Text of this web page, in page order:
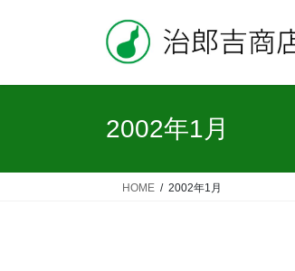
2002年1月
HOME 2002年1月